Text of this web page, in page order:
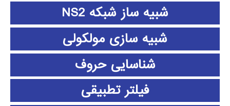
شبیه ساز شبکه NS2
شبیه سازی مولکولی
شناسایی حروف
فیلتر تطبیقی